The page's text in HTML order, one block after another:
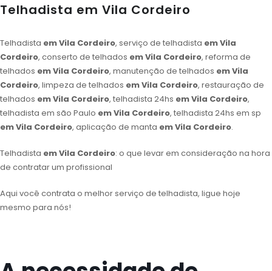
Telhadista em Vila Cordeiro
Telhadista em Vila Cordeiro, serviço de telhadista em Vila
Cordeiro, conserto de telhados em Vila Cordeiro, reforma de
telhados em Vila Cordeiro, manutenção de telhados em Vila
Cordeiro, limpeza de telhados em Vila Cordeiro, restauração de
telhados em Vila Cordeiro, telhadista 24hs em Vila Cordeiro,
telhadista em são Paulo em Vila Cordeiro, telhadista 24hs em sp
em Vila Cordeiro, aplicação de manta em Vila Cordeiro.
Telhadista em Vila Cordeiro: o que levar em consideração na hora
de contratar um profissional
Aqui você contrata o melhor serviço de telhadista, ligue hoje
mesmo para nós!